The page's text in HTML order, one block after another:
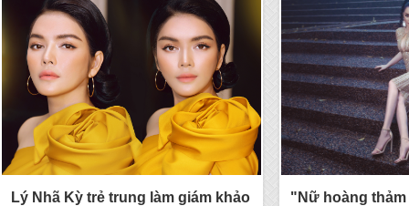
Lý Nhã Kỳ trẻ trung làm giám khảo
"Nữ hoàng